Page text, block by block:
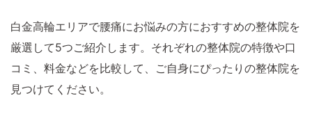
白金高輪エリアで腰痛にお悩みの方におすすめの整体院を
厳選して5つご紹介します。それぞれの整体院の特徴や口
コミ、料金などを比較して、ご自身にぴったりの整体院を
見つけてください。